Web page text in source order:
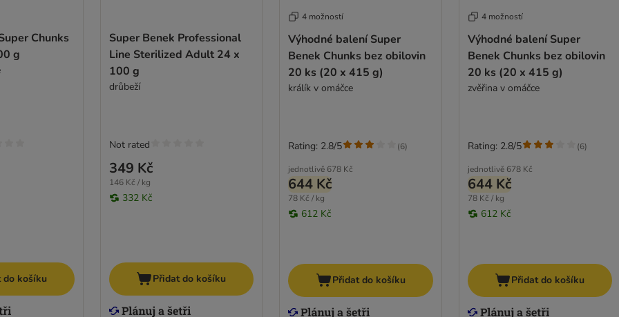
Chunks
g
do košíku
Super Benek Professional
Line Sterilized Adult 24 x
100 g
drůbeží
349 Kč
146 Kč / kg
332 Kč
Not rated
Přidat do košíku
4 možností
Výhodné balení Super
Benek Chunks bez obilovin
20 ks (20 x 415 g)
králík v omáčce
jednotlivě 678 Kč
644 Kč
78 Kč / kg
612 Kč
Rating: 2.8/5 (6)
Přidat do košíku
4 možností
Výhodné balení Super
Benek Chunks bez obilovin
20 ks (20 x 415 g)
zvěřina v omáčce
jednotlivě 678 Kč
644 Kč
78 Kč / kg
612 Kč
Rating: 2.8/5 (6)
Přidat do košíku